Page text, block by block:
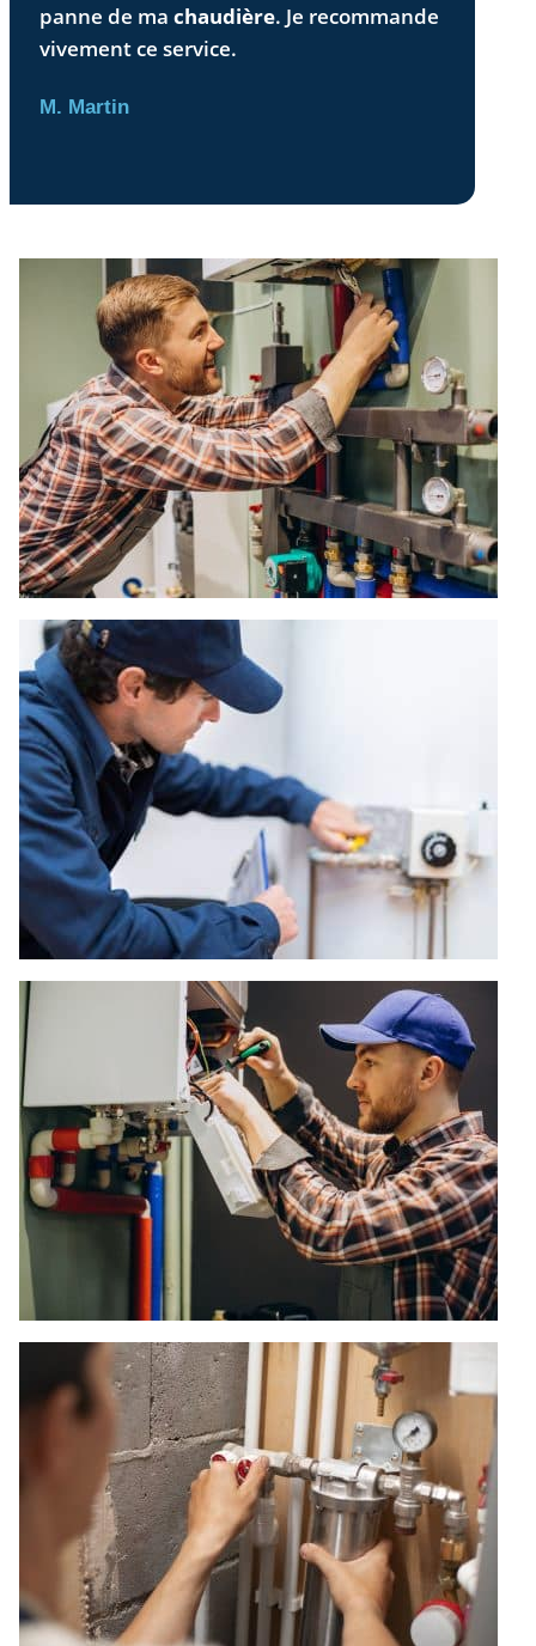
panne de ma chaudière. Je recommande
vivement ce service.
M. Martin